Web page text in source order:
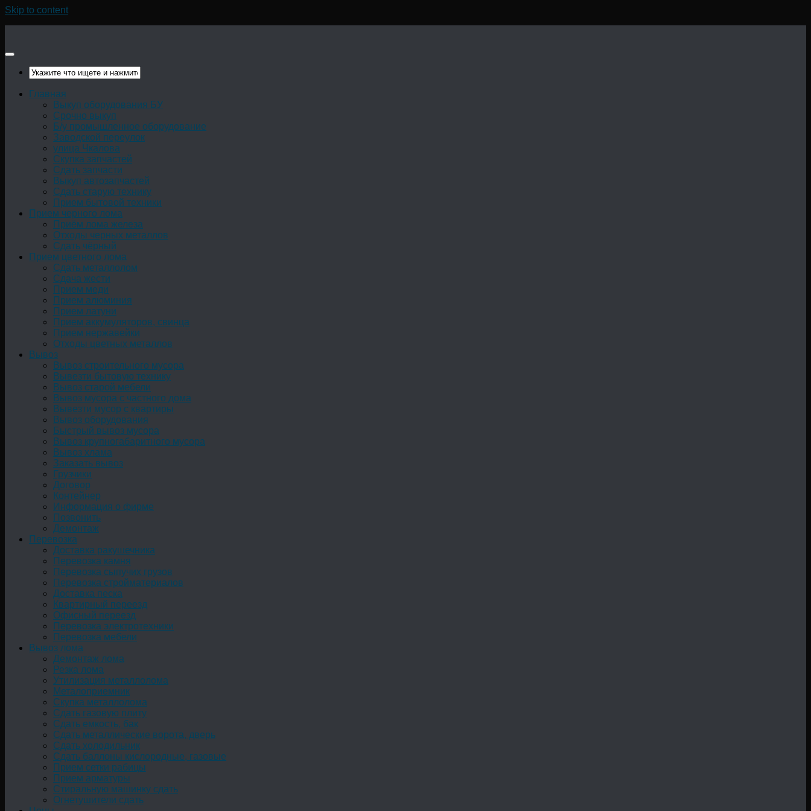
Skip to content
Главная
Выкуп оборудования БУ
Срочно выкуп
Б/у промышленное оборудование
Заводской переулок
улица Чкалова
Скупка запчастей
Сдать запчасти
Выкуп автозапчастей
Сдать старую технику
Прием бытовой техники
Прием черного лома
Приём лома железа
Отходы черных металлов
Сдать чёрный
Прием цветного лома
Сдать металлолом
Сдача жести
Прием меди
Прием алюминия
Прием латуни
Прием аккумуляторов, свинца
Прием нержавейки
Отходы цветных металлов
Вывоз
Вывоз строительного мусора
Вывезти бытовую технику
Вывоз старой мебели
Вывоз мусора с частного дома
Вывезти мусор с квартиры
Вывоз оборудования
Быстрый вывоз мусора
Вывоз крупногабаритного мусора
Вывоз хлама
Заказать вывоз
Грузчики
Договор
Контейнер
Информация о фирме
Позвонить
Демонтаж
Перевозка
Доставка ракушечника
Перевозка камня
Перевозка сыпучих грузов
Перевозка стройматериалов
Доставка песка
Квартирный переезд
Офисный переезд
Перевозка электротехники
Перевозка мебели
Вывоз лома
Демонтаж лома
Резка лома
Утилизация металлолома
Металоприемник
Скупка металлолома
Сдать газовую плиту
Сдать емкость, бак
Cдать металлические ворота, дверь
Сдать холодильник
Сдать баллоны кислородные, газовые
Прием сетки рабицы
Прием арматуры
Стиральную машинку сдать
Огнетушители сдать